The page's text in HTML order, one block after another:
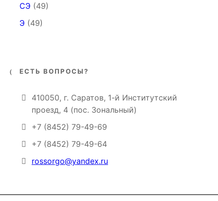
СЭ (49)
Э (49)
ЕСТЬ ВОПРОСЫ?
410050, г. Саратов, 1-й Институтский
проезд, 4 (пос. Зональный)
+7 (8452) 79-49-69
+7 (8452) 79-49-64
rossorgo@yandex.ru